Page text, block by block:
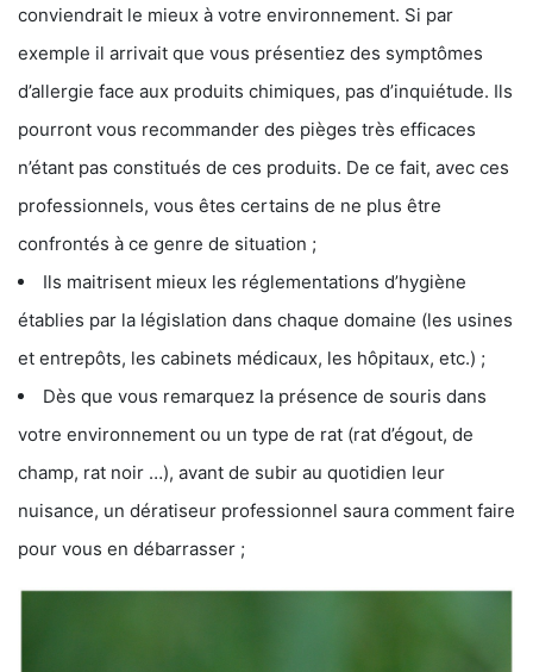
conviendrait le mieux à votre environnement. Si par
exemple il arrivait que vous présentiez des symptômes
d’allergie face aux produits chimiques, pas d’inquiétude. Ils
pourront vous recommander des pièges très efficaces
n’étant pas constitués de ces produits. De ce fait, avec ces
professionnels, vous êtes certains de ne plus être
confrontés à ce genre de situation ;
Ils maitrisent mieux les réglementations d’hygiène
établies par la législation dans chaque domaine (les usines
et entrepôts, les cabinets médicaux, les hôpitaux, etc.) ;
Dès que vous remarquez la présence de souris dans
votre environnement ou un type de rat (rat d’égout, de
champ, rat noir …), avant de subir au quotidien leur
nuisance, un dératiseur professionnel saura comment faire
pour vous en débarrasser ;